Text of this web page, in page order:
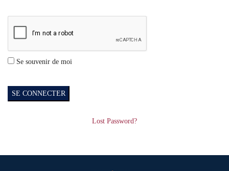
Se souvenir de moi
Lost Password?